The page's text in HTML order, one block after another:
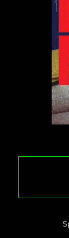
Dlaczego
Postać małpy
Williamsa
twórczość
rozrywki”